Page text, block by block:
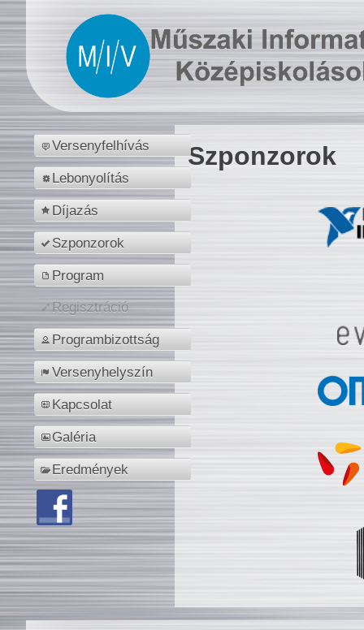
Versenyfelhívás
Lebonyolítás
Díjazás
Szponzorok
Program
Regisztráció
Programbizottság
Versenyhelyszín
Kapcsolat
Galéria
Eredmények
Szponzorok